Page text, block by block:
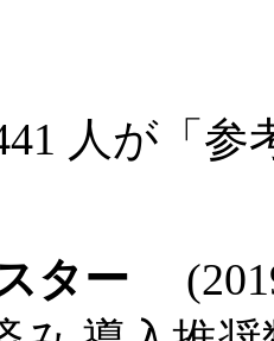
人が「参
ター